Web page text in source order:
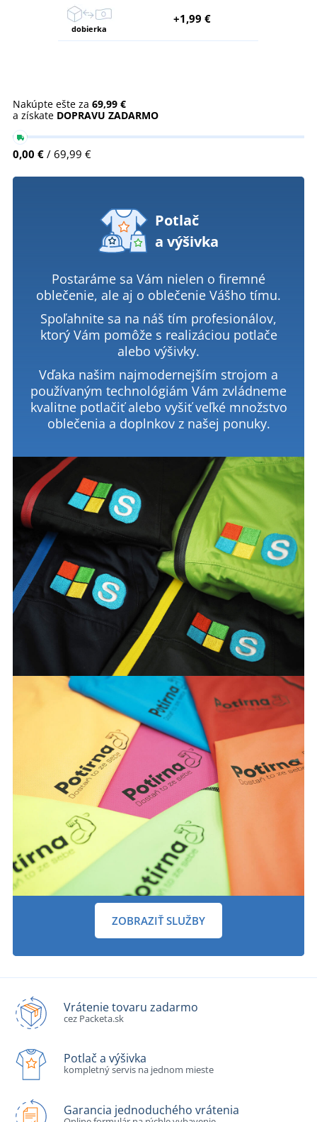
dobierka
+1,99 €
Nakúpte ešte za 69,99 €
a získate DOPRAVU ZADARMO
0,00 € / 69,99 €
Potlač
a výšivka
Postaráme sa Vám nielen o firemné
oblečenie, ale aj o oblečenie Vášho tímu.
Spoľahnite sa na náš tím profesionálov,
ktorý Vám pomôže s realizáciou potlače
alebo výšivky.
Vďaka našim najmodernejším strojom a
používaným technológiám Vám zvládneme
kvalitne potlačiť alebo vyšiť veľké množstvo
oblečenia a doplnkov z našej ponuky.
ZOBRAZIŤ SLUŽBY
Vrátenie tovaru zadarmo
cez Packeta.sk
Potlač a výšivka
kompletný servis na jednom mieste
Garancia jednoduchého vrátenia